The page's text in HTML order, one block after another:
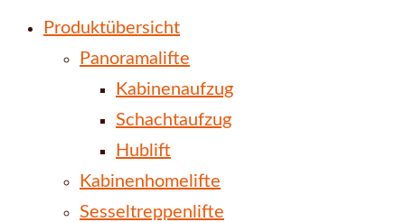
Produktübersicht
Panoramalifte
Kabinenaufzug
Schachtaufzug
Hublift
Kabinenhomelifte
Sesseltreppenlifte